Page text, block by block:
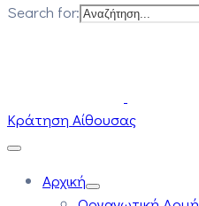
Search for:
Κράτηση Αίθουσας
Αρχική